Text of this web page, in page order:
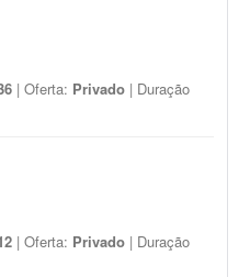
| Oferta: Privado | Duração
| Oferta: Privado | Duração